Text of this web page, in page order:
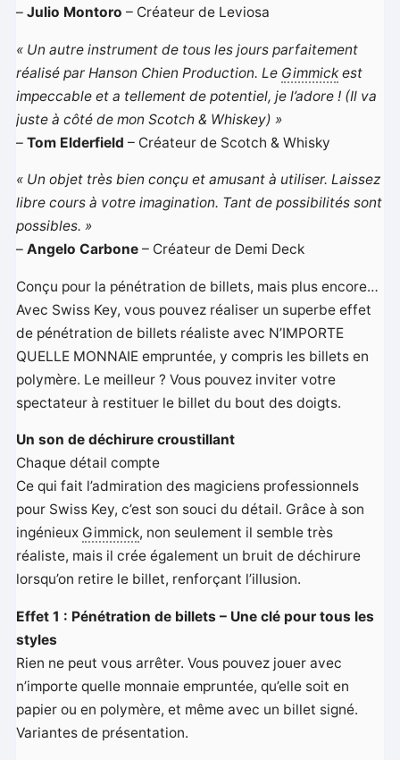
–Julio Montoro – Créateur de Leviosa
« Un autre instrument de tous les jours parfaitement
réalisé par Hanson Chien Production. Le Gimmickest
impeccable et a tellement de potentiel, je l’adore ! (Il va
juste à côté de mon Scotch & Whiskey) »
–Tom Elderfield – Créateur de Scotch & Whisky
« Un objet très bien conçu et amusant à utiliser. Laissez
libre cours à votre imagination. Tant de possibilités sont
possibles. »
–Angelo Carbone – Créateur de Demi Deck
Conçu pour la pénétration de billets, mais plus encore…
Avec Swiss Key, vous pouvez réaliser un superbe effet
de pénétration de billets réaliste avec N’IMPORTE
QUELLE MONNAIE empruntée, y compris les billets en
polymère. Le meilleur ? Vous pouvez inviter votre
spectateur à restituer le billet du bout des doigts.
Un son de déchirure croustillant
Chaque détail compte
Ce qui fait l’admiration des magiciens professionnels
pour Swiss Key, c’est son souci du détail. Grâce à son
ingénieux Gimmick, non seulement il semble très
réaliste, mais il crée également un bruit de déchirure
lorsqu’on retire le billet, renforçant l’illusion.
Effet 1 : Pénétration de billets – Une clé pour tous les
styles
Rien ne peut vous arrêter. Vous pouvez jouer avec
n’importe quelle monnaie empruntée, qu’elle soit en
papier ou en polymère, et même avec un billet signé.
Variantes de présentation.